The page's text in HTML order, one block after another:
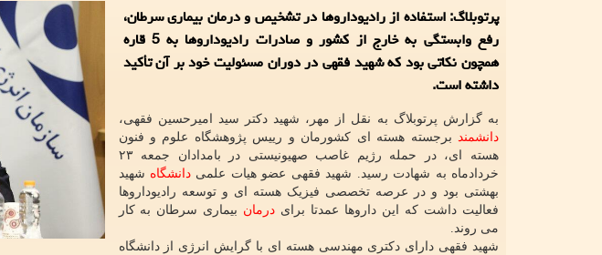
پرتوبلاگ: استفاده از رادیوداروها در تشخیص و درمان بیماری سرطان،
رفع وابستگی به خارج از کشور و صادرات رادیوداروها به 5 قاره
همچون نکاتی بود که شهید فقهی در دوران مسئولیت خود بر آن تأکید
داشته است.
به گزارش پرتوبلاگ به نقل از مهر، شهید دکتر سید امیرحسین فقهی،
دانشمند برجسته هسته ای کشورمان و رییس پژوهشگاه علوم و فنون
هسته ای، در حمله رژیم غاصب صهیونیستی در بامدادان جمعه ۲۳
خردادماه به شهادت رسید. شهید فقهی عضو هیات علمیدانشگاه شهید
بهشتی بود و در عرصه تخصصی فیزیک هسته ای و توسعه رادیوداروها
فعالیت داشت که این داروها عمدتا برای درمان بیماری سرطان به کار
می روند.
شهید فقهی دارای دکتری مهندسی هسته ای با گرایش انرژی از دانشگاه